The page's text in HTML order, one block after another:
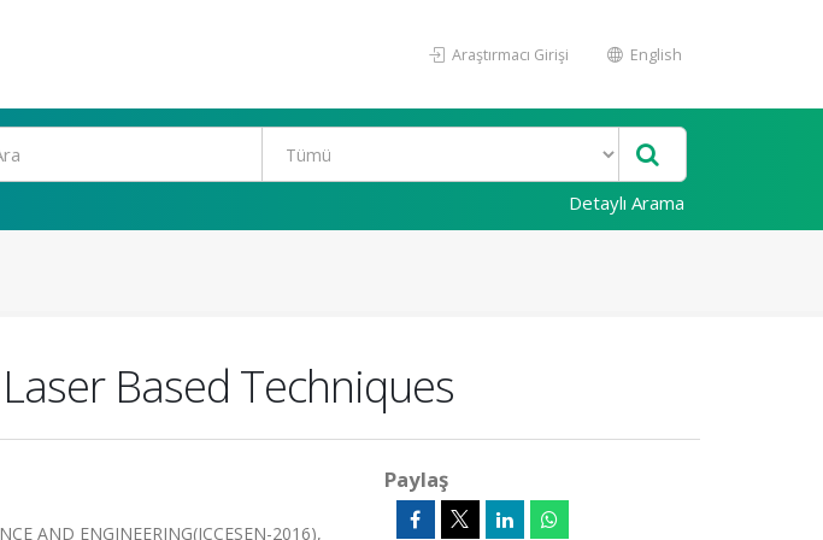
Araştırmacı Girişi English
Detaylı Arama
Based Techniques
AND ENGINEERING(ICCESEN-2016),
Paylaş